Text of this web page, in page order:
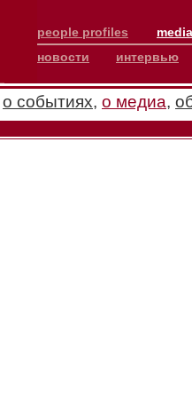
people profiles
новости
интервью
о событиях, о медиа,